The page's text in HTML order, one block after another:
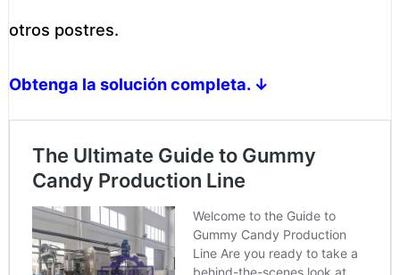
otros postres.
Obtenga la solución completa. ↓